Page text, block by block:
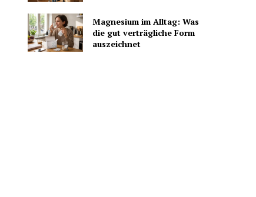
Magnesium im Alltag: Was
die gut verträgliche Form
auszeichnet